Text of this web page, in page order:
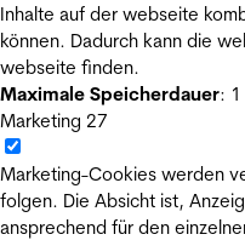
Inhalte auf der webseite
können. Dadurch kann die
webseite finden.
Maximale Speicherdauer: 1
Marketing 27
Marketing-Cookies werden
folgen. Die Absicht ist,
ansprechend für den